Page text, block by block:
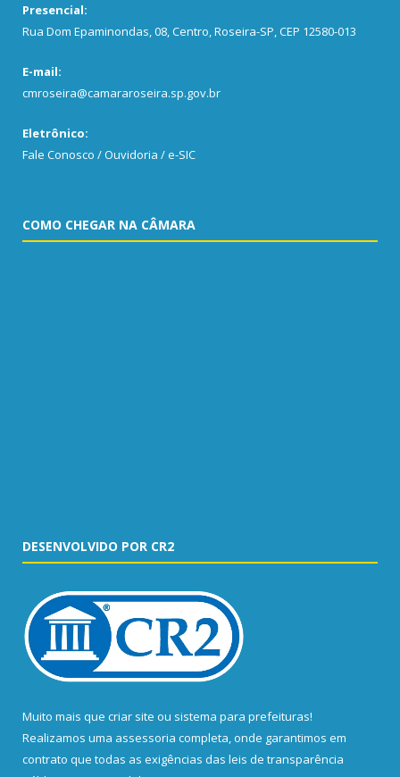
Presencial:
Rua Dom Epaminondas, 08, Centro, Roseira-SP, CEP 12580-013
E-mail:
cmroseira@camararoseira.sp.gov.br
Eletrônico:
Fale Conosco / Ouvidoria / e-SIC
COMO CHEGAR NA CÂMARA
DESENVOLVIDO POR CR2
Muito mais que criar site ou sistema para prefeituras!
Realizamos uma assessoria completa, onde garantimos em
contrato que todas as exigências das leis de transparência